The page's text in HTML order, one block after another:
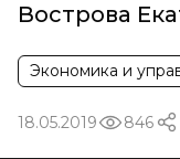
Вострова
Экономика и
18.05.2019 846